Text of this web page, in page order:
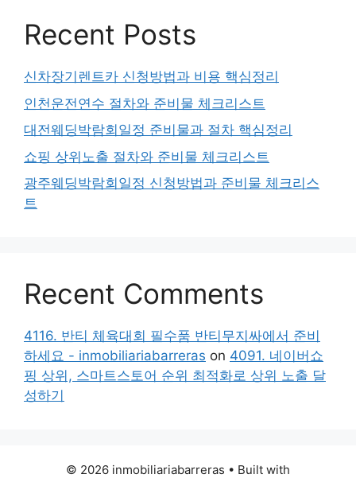
Recent Posts
신차장기렌트카 신청방법과 비용 핵심정리
인천운전연수 절차와 준비물 체크리스트
대전웨딩박람회일정 준비물과 절차 핵심정리
쇼핑 상위노출 절차와 준비물 체크리스트
광주웨딩박람회일정 신청방법과 준비물 체크리스
트
Recent Comments
4116. 반티 체육대회 필수품 반티무지싸에서 준비
하세요 - inmobiliariabarreras on 4091. 네이버쇼
핑 상위, 스마트스토어 순위 최적화로 상위 노출 달
성하기
© 2026 inmobiliariabarreras • Built with